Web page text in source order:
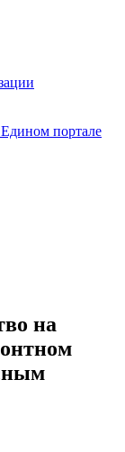
портале
на